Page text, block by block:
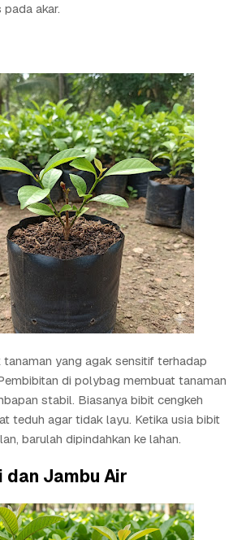
akar.
tanaman yang agak sensitif terhadap
di polybag membuat tanaman
stabil. Biasanya bibit cengkeh
teduh agar tidak layu. Ketika usia bibit
barulah dipindahkan ke lahan.
dan Jambu Air